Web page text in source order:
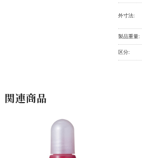
外寸法:
製品重量:
区分:
関連商品